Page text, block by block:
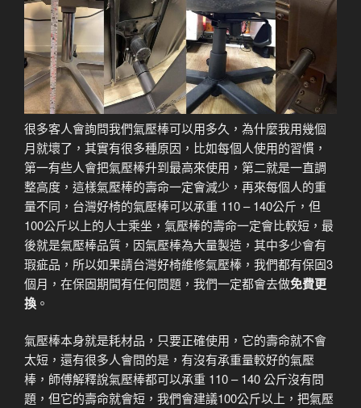
很多客人會詢問我們氣壓棒可以用多久，為什麼我用幾個
月就壞了，其實有很多種原因，比如每個人使用的習慣，
第一有些人會把氣壓棒升到最高來使用，第二就是一直調
整高度，這樣氣壓棒的壽命一定會減少，再來每個人的重
量不同，台灣好椅的氣壓棒可以承重 110 – 140公斤，但
100公斤以上的人士乘坐，氣壓棒的壽命一定會比較短，最
後就是氣壓棒品質，因氣壓棒為大量製造，其中多少會有
瑕疵品，所以如果請台灣好椅維修氣壓棒，我們都有保固3
個月，在保固期間有任何問題，我們一定都會去做免費更
換 。
氣壓棒本身就是耗材品，只要正確使用，它的壽命就不會
太短，還有很多人會問的是，有沒有承重量較好的氣壓
棒，師傅解釋說氣壓棒都可以承重 110 – 140 公斤沒有問
題，但它的壽命就會短，我們會建議100公斤以上，把氣壓